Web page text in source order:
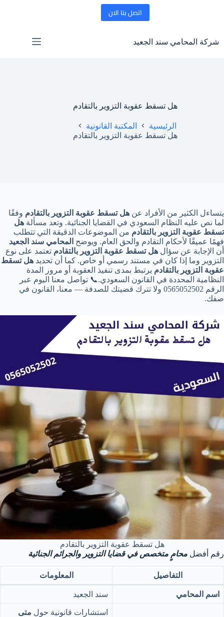
اتصل بنا الان
شركة المحامي سند الجعيد
هل تسقط عقوبة التزوير بالتقادم
الرئيسية
المكتبة القانونية
هل تسقط عقوبة التزوير بالتقادم
يتساءل الكثير من الأفراد عن هل تسقط عقوبة التزوير بالتقادم وفقًا
لما نص عليه النظام السعودي في القضايا الجنائية. وتعد مسألة هل
تسقط عقوبة التزوير بالتقادم من الموضوعات الدقيقة التي تتطلب
فهمًا عميقًا لأحكام التقادم والحق العام. ويوضح المحامي سند الجعيد
أن الإجابة عن سؤال هل تسقط عقوبة التزوير بالتقادم تعتمد على نوع
التزوير وما إذا كان في مستند رسمي أو خاص. كما أن تحديد هل تسقط
عقوبة التزوير بالتقادم يرتبط بمدى تنفيذ العقوبة أو مرور المدة
النظامية المحددة في القانون السعودي.📞 تواصل معنا اليوم عبر
الرقم 0565052502 ولا تترك قضيتك للصدفة — معنا، القانون في
صفك.
هل تسقط عقوبة التزوير بالتقادم
رقم أفضل محامٍ متخصص في قضايا التزوير والجرائم الجنائية
التفاصيل المعلومات
اسم المحامي سند الجعيد
استشارات قانونية حول متى